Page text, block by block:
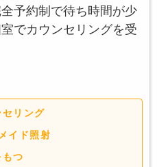
予約制で待ち時間が少
でカウンセリングを受
リング
イド照射
つ